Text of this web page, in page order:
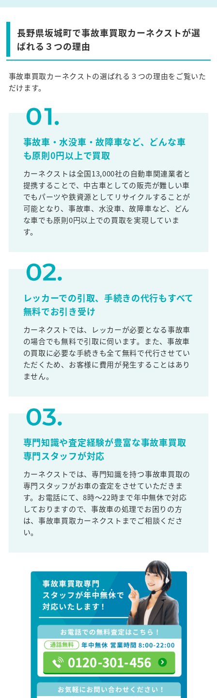
長野県坂城町で事故車買取カーネクストが選
ばれる３つの理由
事故車買取カーネクストの選ばれる３つの理由をご覧いた
だけます。
事故車・水没車・故障車など、どんな車
も原則0円以上で買取
カーネクストは全国13,000社の自動車関連業者と
提携することで、中古車としての販売が難しい車
でもパーツや鉄資源としてリサイクルすることが
可能となり、事故車、水没車、故障車など、どん
な車でも原則0円以上での買取を実現していま
す。
レッカーでの引取、手続きの代行もすべて
無料でお引き受け
カーネクストでは、レッカーが必要となる事故車
の場合でも無料で引取に伺います。また、事故車
の買取に必要な手続きも全て無料で代行させてい
ただくため、お客様に費用が発生することはあり
ません。
専門知識や査定経験が豊富な事故車買取
専門スタッフが対応
カーネクストでは、専門知識を持つ事故車買取の
専門スタッフがお車の査定をさせていただきま
す。お電話にて、8時～22時まで年中無休で対応
しておりますので、事故車の処理でお困りの方
は、事故車買取カーネクストまでご相談くださ
い。